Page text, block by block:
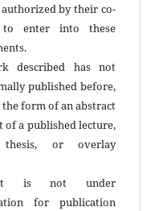
by their co-
to enter into these
described has not
published before,
form of an abstract
of a published lecture,
thesis, or overlay
is not under
for publication